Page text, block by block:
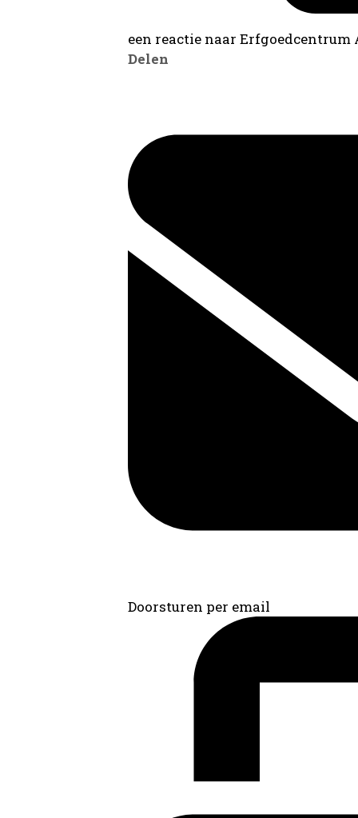
een reactie naar
Delen
Doorsturen per email